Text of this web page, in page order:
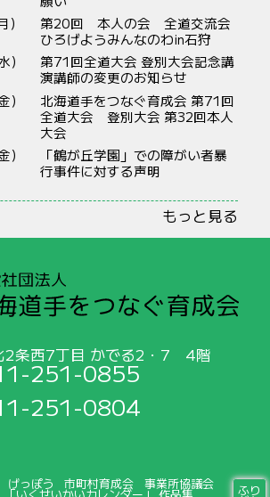
第20回 本人の会 全道交流会
ひろげようみんなのわin石狩
第71回全道大会 登別大会記念講
演講師の変更のお知らせ
北海道手をつなぐ育成会 第71回
全道大会 登別大会 第32回本人
大会
「鶴が丘学園」での障がい者暴
行事件に対する声明
もっと見る
2条西7丁目 かでる2・7 4階
251-0855
251-0804
げっぽう 市町村育成会 事業所協議会
「いくせいかいカレンダー」 作品集 ふり